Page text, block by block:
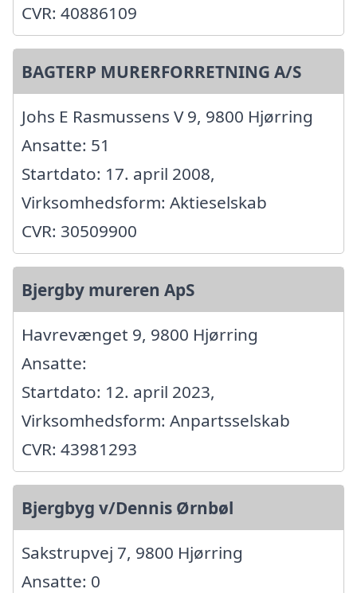
CVR: 40886109
BAGTERP MURERFORRETNING A/S
Johs E Rasmussens V 9, 9800 Hjørring
Ansatte: 51
Startdato: 17. april 2008,
Virksomhedsform: Aktieselskab
CVR: 30509900
Bjergby mureren ApS
Havrevænget 9, 9800 Hjørring
Ansatte:
Startdato: 12. april 2023,
Virksomhedsform: Anpartsselskab
CVR: 43981293
Bjergbyg v/Dennis Ørnbøl
Sakstrupvej 7, 9800 Hjørring
Ansatte: 0